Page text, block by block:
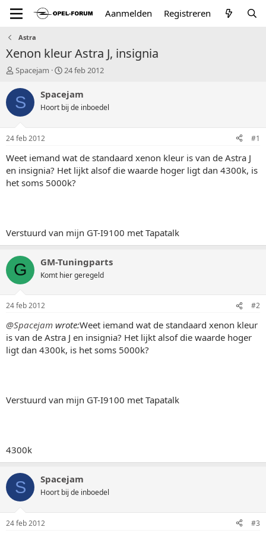
Aanmelden Registreren
Astra
Xenon kleur Astra J, insignia
T
p
i
t
a
r
e
r
Spacejam
S
a
r
t
u
m
24 feb 2012
S Spacejam
Hoort bij de inboedel
24 feb 2012 #1
Weet iemand wat de standaard xenon kleur is van de Astra J
en insignia? Het lijkt alsof die waarde hoger ligt dan 4300k, is
het soms 5000k?
Verstuurd van mijn GT-I9100 met Tapatalk
G GM-Tuningparts
Komt hier geregeld
24 feb 2012 #2
@Spacejam wrote:Weet iemand wat de standaard xenon kleur
is van de Astra J en insignia? Het lijkt alsof die waarde hoger
ligt dan 4300k, is het soms 5000k?
Verstuurd van mijn GT-I9100 met Tapatalk
4300k
S Spacejam
Hoort bij de inboedel
24 feb 2012 #3